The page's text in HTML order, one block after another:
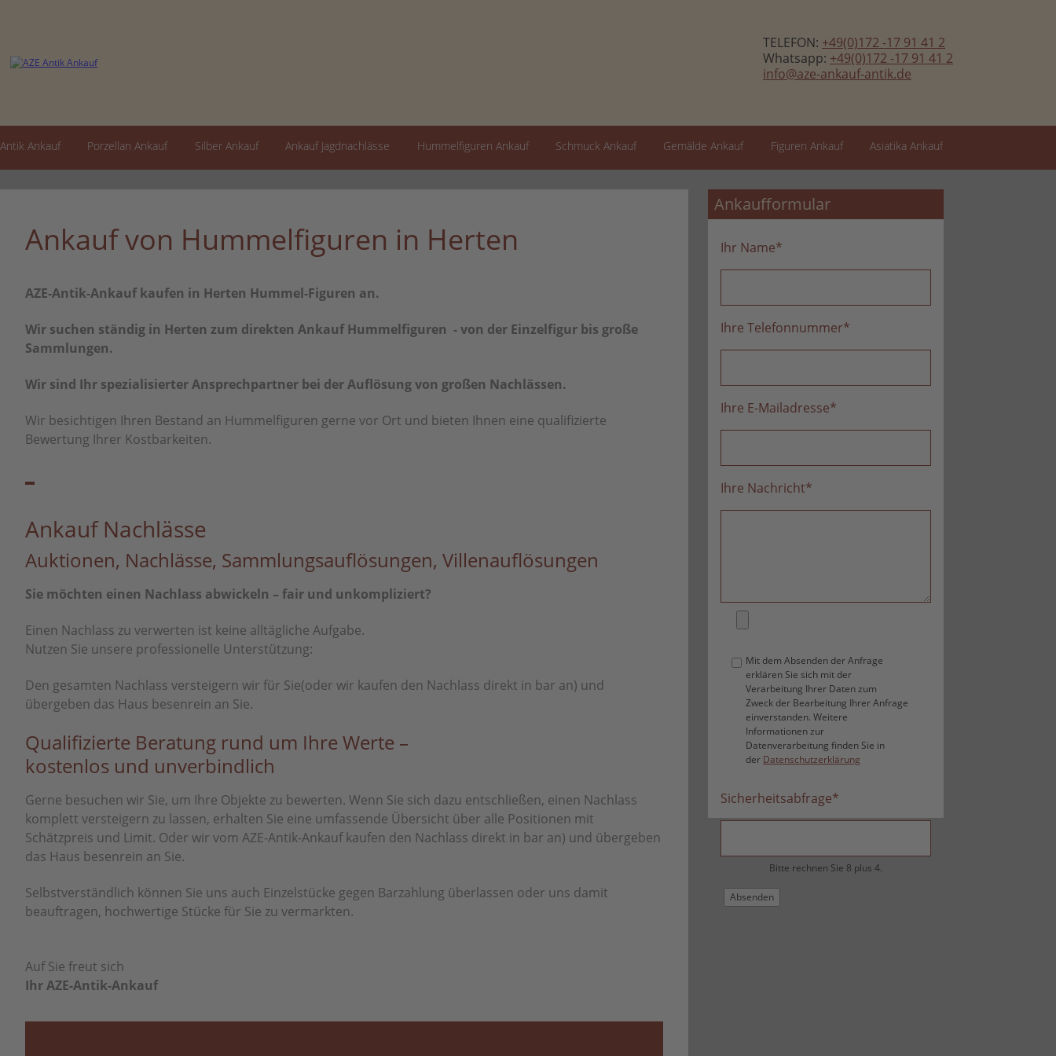
TELEFON: +49(0)172 -17 91 41 2
Whatsapp: +49(0)172 -17 91 41 2
info@aze-ankauf-antik.de
Antik Ankauf Porzellan Ankauf Silber Ankauf Ankauf Jagdnachlässe Hummelfiguren Ankauf Schmuck Ankauf Gemälde Ankauf Figuren Ankauf Asiatika Ankauf
Ankauf von Hummelfiguren in Herten
AZE-Antik-Ankauf kaufen in Herten Hummel-Figuren an.
Wir suchen ständig in Herten zum direkten Ankauf Hummelfiguren - von der Einzelfigur bis große
Sammlungen.
Wir sind Ihr spezialisierter Ansprechpartner bei der Auflösung von großen Nachlässen.
Wir besichtigen Ihren Bestand an Hummelfiguren gerne vor Ort und bieten Ihnen eine qualifizierte
Bewertung Ihrer Kostbarkeiten.
Ankauf Nachlässe
Auktionen, Nachlässe, Sammlungsauflösungen, Villenauflösungen
Sie möchten einen Nachlass abwickeln – fair und unkompliziert?
Einen Nachlass zu verwerten ist keine alltägliche Aufgabe.
Nutzen Sie unsere professionelle Unterstützung:
Den gesamten Nachlass versteigern wir für Sie(oder wir kaufen den Nachlass direkt in bar an) und
übergeben das Haus besenrein an Sie.
Qualifizierte Beratung rund um Ihre Werte –
kostenlos und unverbindlich
Gerne besuchen wir Sie, um Ihre Objekte zu bewerten. Wenn Sie sich dazu entschließen, einen Nachlass
komplett versteigern zu lassen, erhalten Sie eine umfassende Übersicht über alle Positionen mit
Schätzpreis und Limit. Oder wir vom AZE-Antik-Ankauf kaufen den Nachlass direkt in bar an) und übergeben
das Haus besenrein an Sie.
Selbstverständlich können Sie uns auch Einzelstücke gegen Barzahlung überlassen oder uns damit
beauftragen, hochwertige Stücke für Sie zu vermarkten.
Auf Sie freut sich
Ihr AZE-Antik-Ankauf
Ankaufformular
Ihr Name*
Ihre Telefonnummer*
Ihre E-Mailadresse*
Ihre Nachricht*
Mit dem Absenden der Anfrage
erklären Sie sich mit der
Verarbeitung Ihrer Daten zum
Zweck der Bearbeitung Ihrer Anfrage
einverstanden. Weitere
Informationen zur
Datenverarbeitung finden Sie in
der Datenschutzerklärung
Sicherheitsabfrage*
Bitte rechnen Sie 8 plus 4.
Absenden